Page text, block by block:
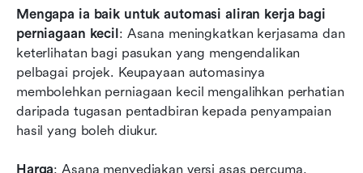
Mengapa ia baik untuk automasi aliran kerja bagi
perniagaan kecil : Asana meningkatkan kerjasama dan
keterlihatan bagi pasukan yang mengendalikan
pelbagai projek. Keupayaan automasinya
membolehkan perniagaan kecil mengalihkan perhatian
daripada tugasan pentadbiran kepada penyampaian
hasil yang boleh diukur.
Harga: Asana menyediakan versi asas percuma,